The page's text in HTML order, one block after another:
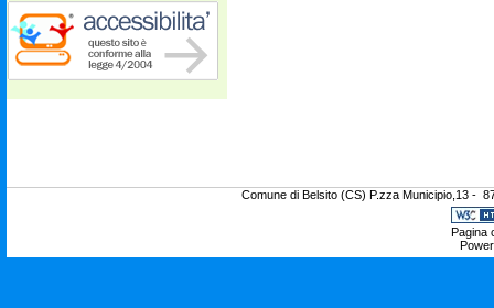
Comune di Belsito (CS) P.zza Municipio,13 -
Pagina